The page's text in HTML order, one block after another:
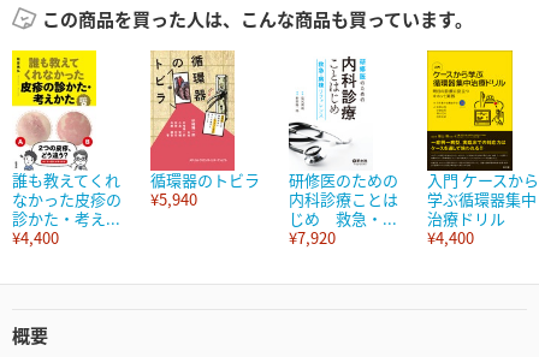
この商品を買った人は、こんな商品も買っています。
誰も教えてくれ
なかった皮疹の
診かた・考え...
¥4,400
循環器のトビラ
¥5,940
研修医のための
内科診療ことは
じめ 救急・...
¥7,920
入門 ケースから
学ぶ循環器集中
治療ドリル
¥4,400
概要